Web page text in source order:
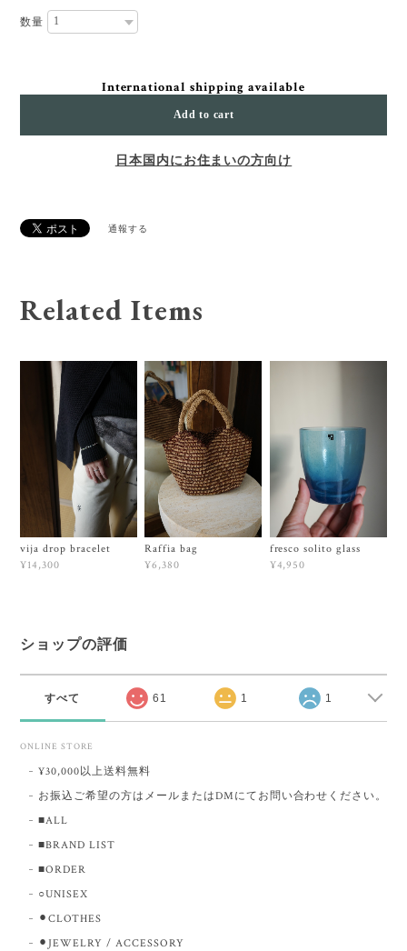
数量
International shipping available
Add to cart
日本国内にお住まいの方向け
通報する
Related Items
vija drop bracelet
¥14,300
Raffia bag
¥6,380
fresco solito glass
¥4,950
ショップの評価
すべて 61 1 1
ONLINE STORE
¥30,000以上送料無料
お振込ご希望の方はメールまたはDMにてお問い合わせください。
■ALL
■BRAND LIST
■ORDER
○UNISEX
⚫︎CLOTHES
⚫︎JEWELRY / ACCESSORY